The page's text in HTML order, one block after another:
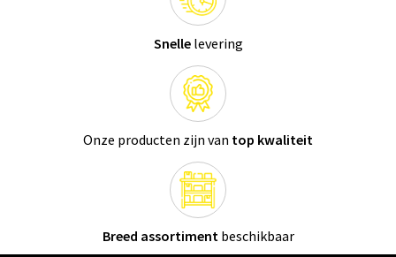
Snellelevering
Onze producten zijn van top kwaliteit
Breed assortiment beschikbaar